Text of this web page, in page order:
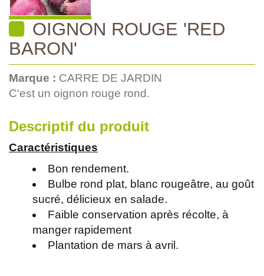
OIGNON ROUGE 'RED
BARON'
Marque : CARRE DE JARDIN
C'est un oignon rouge rond.
Descriptif du produit
Caractéristiques
Bon rendement.
Bulbe rond plat, blanc rougeâtre, au goût
sucré, délicieux en salade.
Faible conservation après récolte, à
manger rapidement
Plantation de mars à avril.